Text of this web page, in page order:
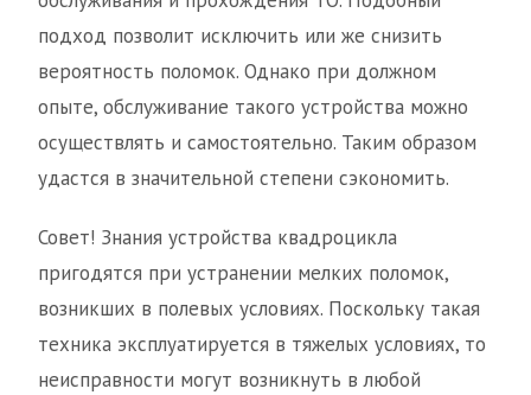
подход позволит исключить или же снизить
вероятность поломок. Однако при должном
опыте, обслуживание такого устройства можно
осуществлять и самостоятельно. Таким образом
удастся в значительной степени сэкономить.
Совет! Знания устройства квадроцикла
пригодятся при устранении мелких поломок,
возникших в полевых условиях. Поскольку такая
техника эксплуатируется в тяжелых условиях, то
неисправности могут возникнуть в любой